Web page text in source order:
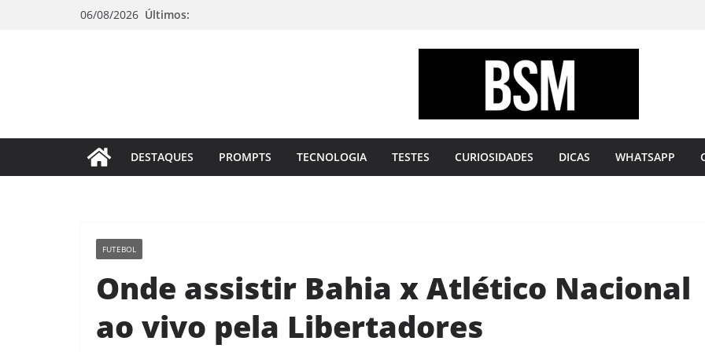
06/08/2026 Últimos:
sua
Mente
DESTAQUES PROMPTS TECNOLOGIA TESTES CURIOSIDADES DICAS WHATSAPP
FUTEBOL
Onde assistir Bahia x Atlético Nacional
ao vivo pela Libertadores